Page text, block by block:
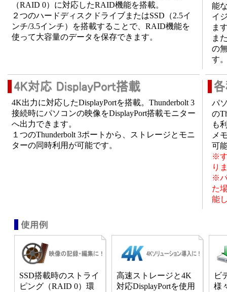
（RAID 0）に対応したRAID機能を搭載。
２つのハードディスクドライブまたはSSD（2.5イ
ンチ/3.5インチ）を搭載することで、RAID機能を
使って大容量のデータを保存できます。
能
イ
ま
ま
の
す
4K出力に対応したDisplayPortを搭載。Thunderbolt 3
接続時にパソコンの映像をDisplayPort搭載モニター
へ出力できます。
１つのThunderbolt 3ポートから、ストレージとモニ
ターの同時利用が可能です。
パ
の
も
メ
可
※
り
※
た
能
SSD搭載時のストライ
ピング（RAID 0）環
高速ストレージと4K
対応DisplayPortを使用
ビ
様